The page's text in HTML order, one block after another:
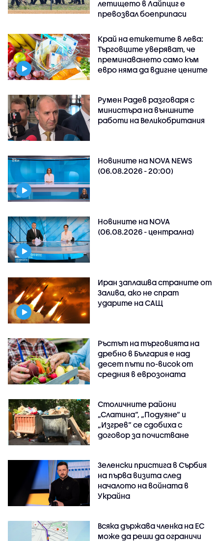
летището в Лайпциг е
превозвал боеприпаси
Край на етикетите в лева:
Търговците уверяват, че
преминаването само към
евро няма да вдигне цените
Румен Радев разговаря с
министъра на външните
работи на Великобритания
Новините на NOVA NEWS
(06.08.2026 - 20:00)
Новините на NOVA
(06.08.2026 - централна)
Иран заплашва страните от
Залива, ако не спрат
ударите на САЩ
Ръстът на търговията на
дребно в България е над
десет пъти по-висок от
средния в еврозоната
Столичните райони
„Слатина“, „Подуяне“ и
„Изгрев“ се сдобиха с
договор за почистване
Зеленски пристига в Сърбия
на първа визита след
началото на войната в
Украйна
Всяка държава членка на ЕС
може да реши да ограничи